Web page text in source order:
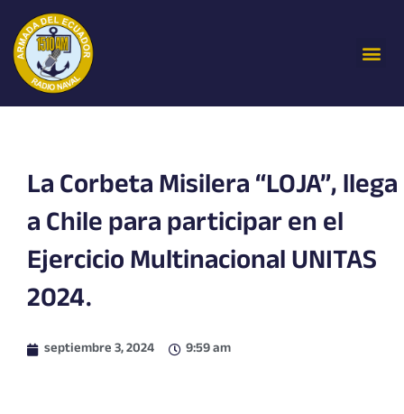
contenido
La Corbeta Misilera “LOJA”, llega
a Chile para participar en el
Ejercicio Multinacional UNITAS
2024.
septiembre 3, 2024 9:59 am